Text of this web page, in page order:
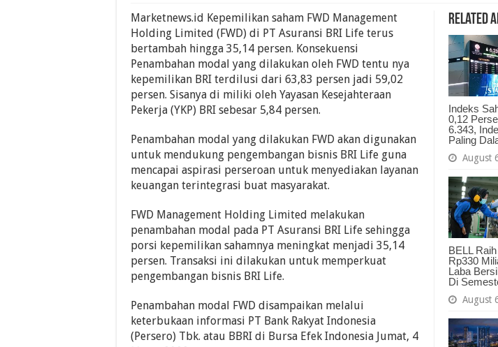
Related
Indeks
0,12
6.343,
Paling
August
BELL
Rp330
Laba
Di
August
Marketnews.id Kepemilikan saham FWD Management
Holding Limited (FWD) di PT Asuransi BRI Life terus
bertambah hingga 35,14 persen. Konsekuensi
Penambahan modal yang dilakukan oleh FWD tentu nya
kepemilikan BRI terdilusi dari 63,83 persen jadi 59,02
persen. Sisanya di miliki oleh Yayasan Kesejahteraan
Pekerja (YKP) BRI sebesar 5,84 persen.
Penambahan modal yang dilakukan FWD akan digunakan
untuk mendukung pengembangan bisnis BRI Life guna
mencapai aspirasi perseroan untuk menyediakan layanan
keuangan terintegrasi buat masyarakat.
FWD Management Holding Limited melakukan
penambahan modal pada PT Asuransi BRI Life sehingga
porsi kepemilikan sahamnya meningkat menjadi 35,14
persen. Transaksi ini dilakukan untuk memperkuat
pengembangan bisnis BRI Life.
Penambahan modal FWD disampaikan melalui
keterbukaan informasi PT Bank Rakyat Indonesia
(Persero) Tbk. atau BBRI di Bursa Efek Indonesia Jumat, 4